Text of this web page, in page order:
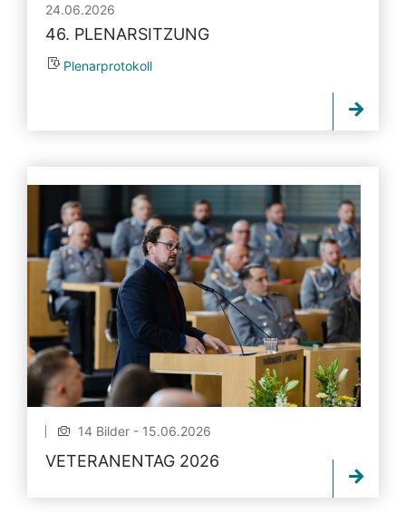
24.06.2026
46. PLENARSITZUNG
Plenarprotokoll
14 Bilder - 15.06.2026
VETERANENTAG 2026